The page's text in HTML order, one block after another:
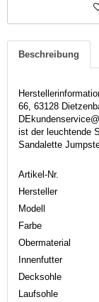
Beschreibung
66, 63128
ist der leuchtende
Sandalette
Artikel-Nr.
Hersteller
Modell
Farbe
Obermaterial
Innenfutter
Decksohle
Laufsohle